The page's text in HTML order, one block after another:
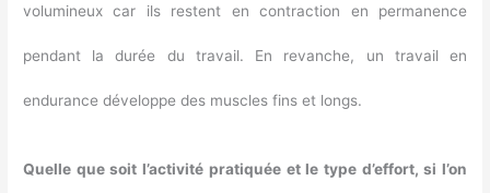
volumineux car ils restent en contraction en permanence
pendant la durée du travail. En revanche, un travail en
endurance développe des muscles fins et longs.
Quelle que soit l’activité pratiquée et le type d’effort, si l’on